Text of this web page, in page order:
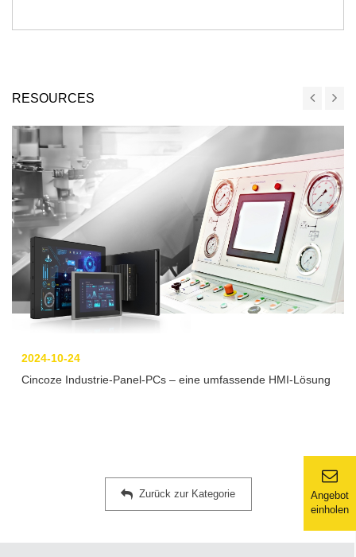
Angebot
einholen
RESOURCES
2024-10-24
Cincoze Industrie-Panel-PCs – eine umfassende HMI-Lösung
Zurück zur Kategorie